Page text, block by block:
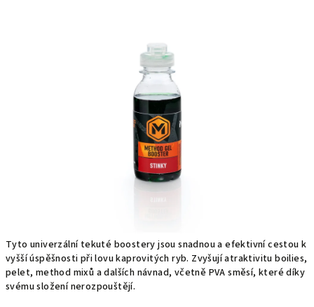
Tyto univerzální tekuté boostery jsou snadnou a efektivní cestou k
vyšší úspěšnosti při lovu kaprovitých ryb. Zvyšují atraktivitu boilies,
pelet, method mixů a dalších návnad, včetně PVA směsí, které díky
svému složení nerozpouštějí.